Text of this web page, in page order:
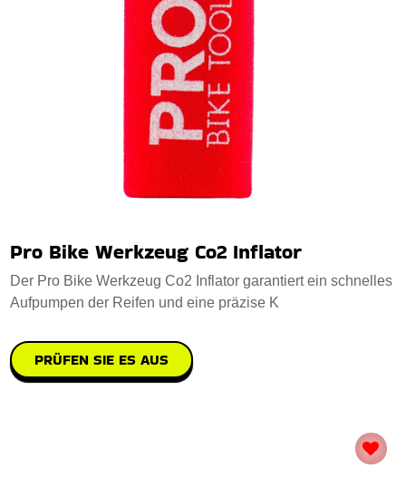
Pro Bike Werkzeug Co2 Inflator
Der Pro Bike Werkzeug Co2 Inflator garantiert ein schnelles
Aufpumpen der Reifen und eine präzise K
PRÜFEN SIE ES AUS